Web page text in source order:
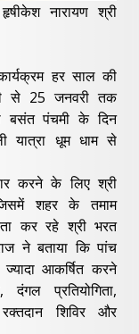
नारायण श्री
हर साल की
से 25 जनवरी तक
बसंत पंचमी के दिन
यात्रा धूम धाम से
करने के लिए श्री
शहर के तमाम
कर रहे श्री भरत
ने बताया कि पांच
आकर्षित करने
प्रतियोगिता,
शिविर और